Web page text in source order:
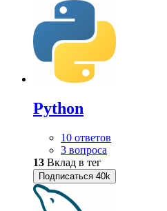
Python
10 ответов
3 вопроса
13 Вклад в тег
Подписаться 40k